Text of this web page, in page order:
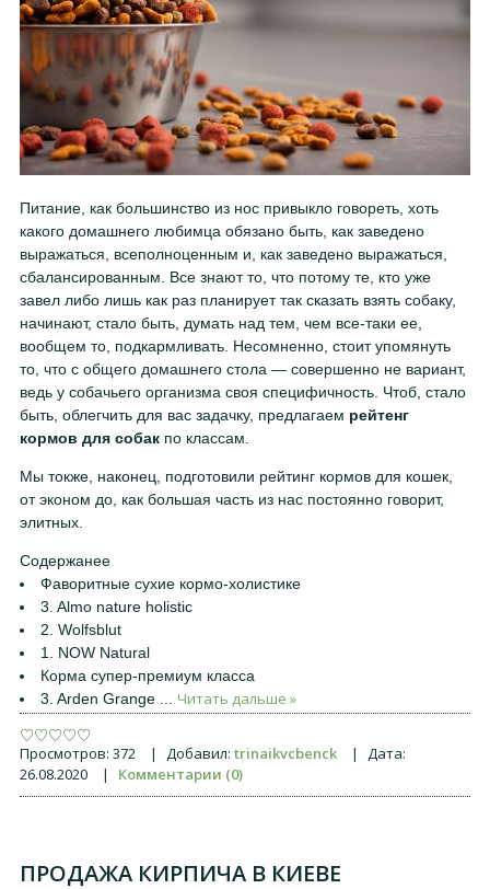
Питание, как большинство из нос привыкло говореть, хоть
какого домашнего любимца обязано быть, как заведено
выражаться, всеполноценным и, как заведено выражаться,
сбалансированным. Все знают то, что потому те, кто уже
завел либо лишь как раз планирует так сказать взять собаку,
начинают, стало быть, думать над тем, чем все-таки ее,
вообщем то, подкармливать. Несомненно, стоит упомянуть
то, что с общего домашнего стола — совершенно не вариант,
ведь у собачьего организма своя специфичность. Чтоб, стало
быть, облегчить для вас задачку, предлагаем рейтенг
кормов для собак по классам.
Мы токже, наконец, подготовили рейтинг кормов для кошек,
от эконом до, как большая часть из нас постоянно говорит,
элитных.
Содержанее
Фаворитные сухие кормо-холистике
3. Almo nature holistic
2. Wolfsblut
1. NOW Natural
Корма супер-премиум класса
3. Arden Grange
Читать дальше »
Просмотров: 372 | Добавил: trinaikvcbenck |
Дата:
26.08.2020
| Комментарии (0)
ПРОДАЖА КИРПИЧА В КИЕВЕ